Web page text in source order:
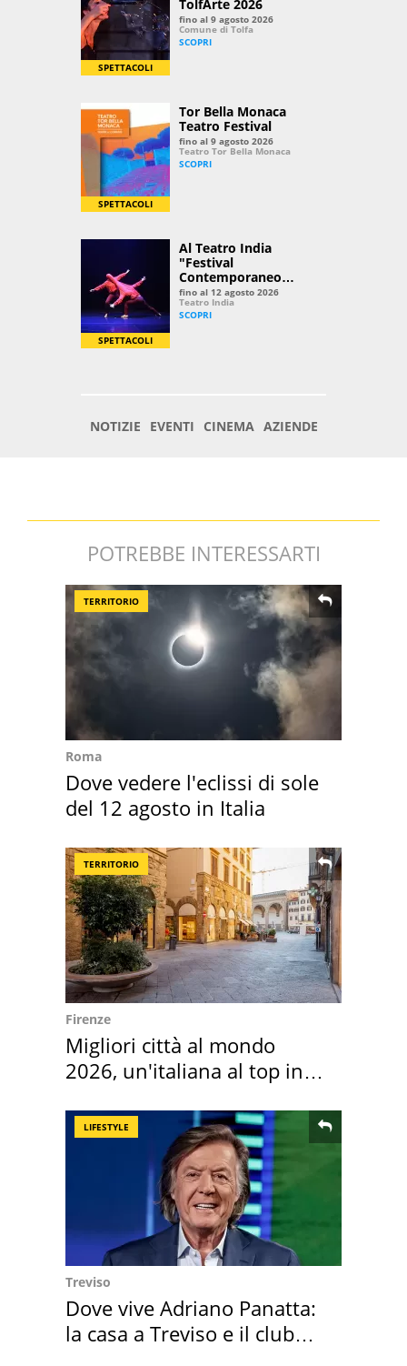
POTREBBE INTERESSARTI
TERRITORIO
Roma
Dove vedere l'eclissi di sole
del 12 agosto in Italia
TERRITORIO
Firenze
Migliori città al mondo
2026, un'italiana al top in
LIFESTYLE
Treviso
Dove vive Adriano Panatta:
la casa a Treviso e il club